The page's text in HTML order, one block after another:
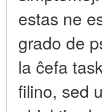
estas ne
grado de
la ĉefa
filino, sed